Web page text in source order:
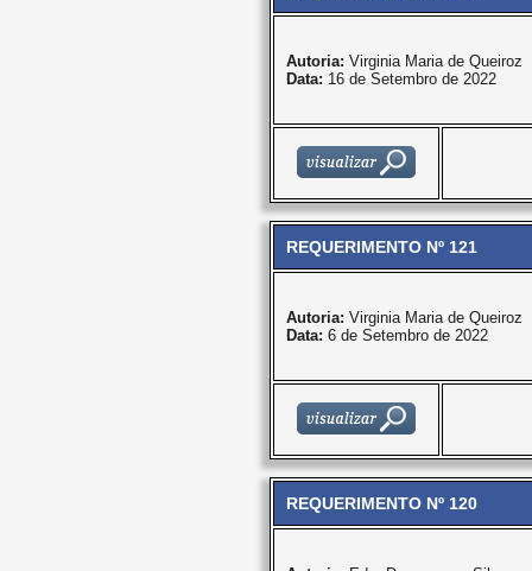
Autoria: Virginia Maria de Queiroz
Data: 16 de Setembro de 2022
REQUERIMENTO Nº 121
Autoria: Virginia Maria de Queiroz
Data: 6 de Setembro de 2022
REQUERIMENTO Nº 120